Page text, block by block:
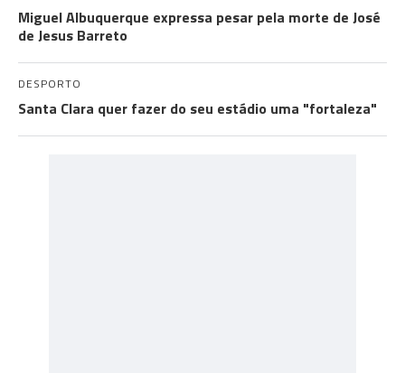
Miguel Albuquerque expressa pesar pela morte de José
de Jesus Barreto
DESPORTO
Santa Clara quer fazer do seu estádio uma "fortaleza"